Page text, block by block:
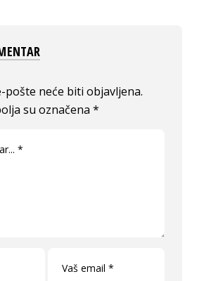
pošte neće biti objavljena.
su označena*